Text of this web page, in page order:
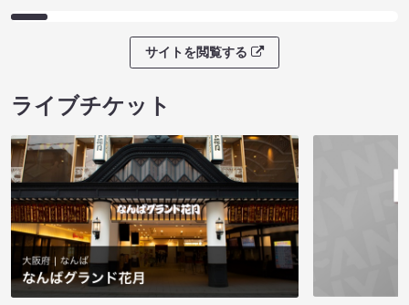
サイトを閲覧する
ライブチケット